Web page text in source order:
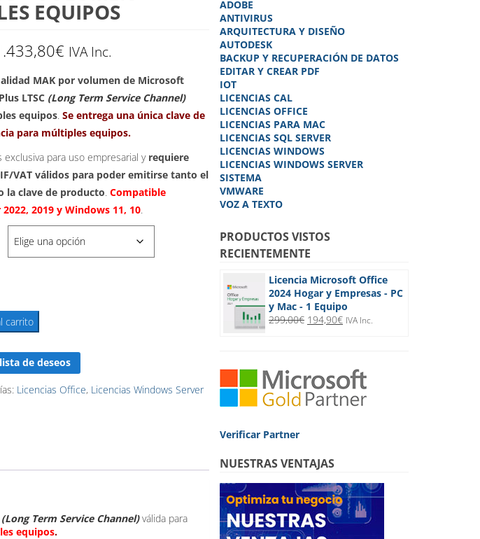
EQUIPOS
€Rango
de
precios:
desde
109,83€
hasta
1.433,80€
IVA Inc.
MAK por volumen de Microsoft
LTSC (Long Term Service Channel)
equipos. Se entrega una única clave de
para múltiples equipos.
exclusiva para uso empresarial yrequiere
VAT válidos para poder emitirse tanto el
la clave de producto. Compatible
2019 y Windows 11, 10.
carrito
de deseos
Licencias Office, Licencias Windows Server
(Long Term Service Channel)válida para
equipos.
ADOBE
ANTIVIRUS
ARQUITECTURA Y DISEÑO
AUTODESK
BACKUP Y RECUPERACIÓN DE DATOS
EDITAR Y CREAR PDF
IOT
LICENCIAS CAL
LICENCIAS OFFICE
LICENCIAS PARA MAC
LICENCIAS SQL SERVER
LICENCIAS WINDOWS
LICENCIAS WINDOWS SERVER
SISTEMA
VMWARE
VOZ A TEXTO
PRODUCTOS VISTOS
RECIENTEMENTE
Licencia Microsoft Office
2024 Hogar y Empresas - PC
y Mac - 1 Equipo
299,00€ El
194,90€El
194,90€.
IVA Inc.
Verificar Partner
NUESTRAS VENTAJAS